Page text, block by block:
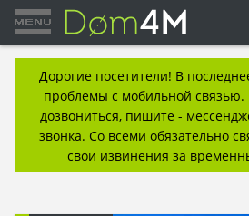
Дорогие посетители! В
проблемы с мобильной связью.
дозвониться, пишите -
звонка. Со всеми обязательно
свои извинения за